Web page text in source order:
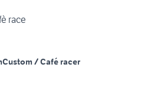
race
Custom / Café racer